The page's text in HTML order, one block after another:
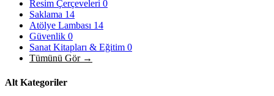
Resim Çerçeveleri 0
Saklama 14
Atölye Lambası 14
Güvenlik 0
Sanat Kitapları & Eğitim 0
Tümünü Gör →
Alt Kategoriler